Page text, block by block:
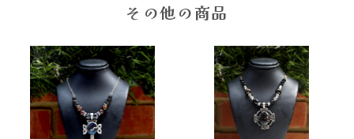
その他の商品